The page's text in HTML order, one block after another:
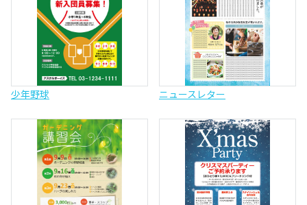
少年野球 ニュースレター